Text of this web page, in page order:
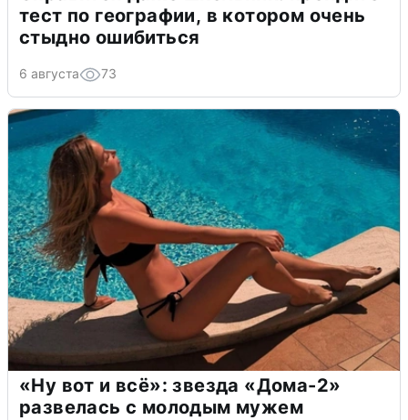
тест по географии, в котором очень
стыдно ошибиться
6 августа 73
«Ну вот и всё»: звезда «Дома-2»
развелась с молодым мужем